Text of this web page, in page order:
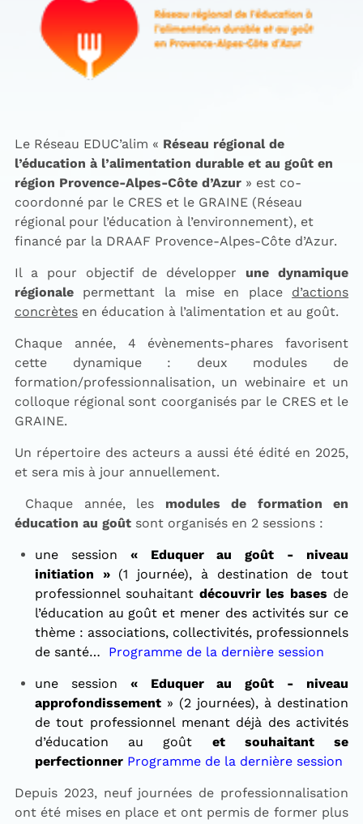
Le Réseau EDUC’alim « Réseau régional de
l’éducation à l’alimentation durable et au goût en
région Provence-Alpes-Côte d’Azur» est co-
coordonné par le CRES et le GRAINE (Réseau
régional pour l’éducation à l’environnement), et
financé par la DRAAF Provence-Alpes-Côte d’Azur.
Il a pour objectif de développer une dynamique
régionale permettant la mise en place d’actions
concrètesen éducation à l’alimentation et au goût.
Chaque année, 4 évènements-phares favorisent
cette dynamique : deux modules de
formation/professionnalisation, un webinaire et un
colloque régional sont coorganisés par le CRES et le
GRAINE.
Un répertoire des acteurs a aussi été édité en 2025,
et sera mis à jour annuellement.
Chaque année, les modules de formation en
éducation au goûtsont organisés en 2 sessions :
une session « Eduquer au goût - niveau
initiation »(1 journée), à destination de tout
professionnel souhaitant découvrir les bases de
l’éducation au goût et mener des activités sur ce
thème : associations, collectivités, professionnels
de santé… Programme de la dernière session
une session « Eduquer au goût - niveau
approfondissement» (2 journées), à destination
de tout professionnel menant déjà des activités
d’éducation au goût et souhaitant se
perfectionner Programme de la dernière session
Depuis 2023, neuf journées de professionnalisation
ont été mises en place et ont permis de former plus